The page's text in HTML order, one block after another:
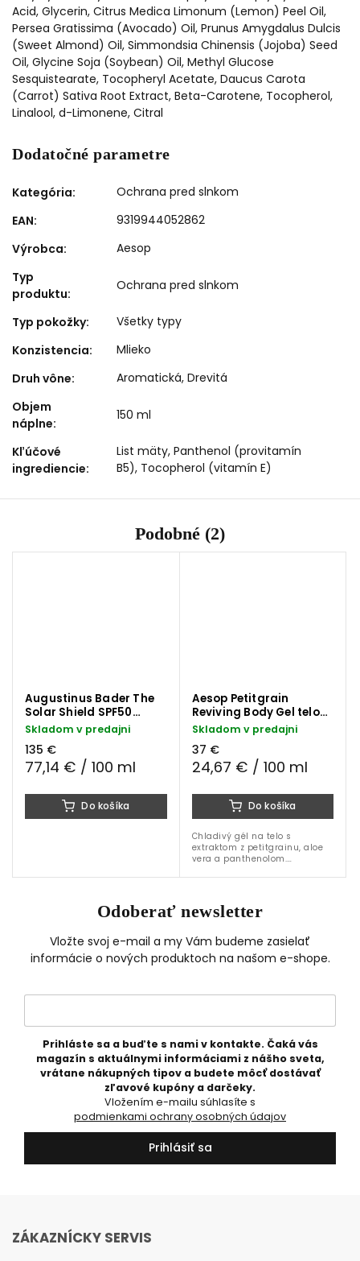
Acid, Glycerin, Citrus Medica Limonum (Lemon) Peel Oil,
Persea Gratissima (Avocado) Oil, Prunus Amygdalus Dulcis
(Sweet Almond) Oil, Simmondsia Chinensis (Jojoba) Seed
Oil, Glycine Soja (Soybean) Oil, Methyl Glucose
Sesquistearate, Tocopheryl Acetate, Daucus Carota
(Carrot) Sativa Root Extract, Beta-Carotene, Tocopherol,
Linalool, d-Limonene, Citral
Dodatočné parametre
Kategória:
Ochrana pred slnkom
EAN:
9319944052862
Výrobca:
Aesop
Typ
produktu:
Ochrana pred slnkom
Typ pokožky:
Všetky typy
Konzistencia:
Mlieko
Druh vône:
Aromatická, Drevitá
Objem
náplne:
150 ml
Kľúčové
ingrediencie:
List mäty, Panthenol (provitamín
B5), Tocopherol (vitamín E)
Podobné (2)
Augustinus Bader The
Solar Shield SPF50
telový krém 175 ml
Skladom v predajni
135 €
77,14 € / 100 ml
Do košíka
Aesop Petitgrain
Reviving Body Gel telový
gél po opaľovaní 150 ml
Skladom v predajni
37 €
24,67 € / 100 ml
Do košíka
Chladivý gél na telo s
extraktom z petitgrainu, aloe
vera a panthenolom.
osviežuje pokožku vystavenú
aj po holení.
Odoberať newsletter
Vložte svoj e-mail a my Vám budeme zasielať
informácie o nových produktoch na našom e-shope.
Prihláste sa a buďte s nami v kontakte. Čaká vás
magazín s aktuálnymi informáciami z nášho sveta,
vrátane nákupných tipov a budete môcť dostávať
zľavové kupóny a darčeky.
podmienkami ochrany osobných údajov
Prihlásiť sa
ZÁKAZNÍCKY SERVIS